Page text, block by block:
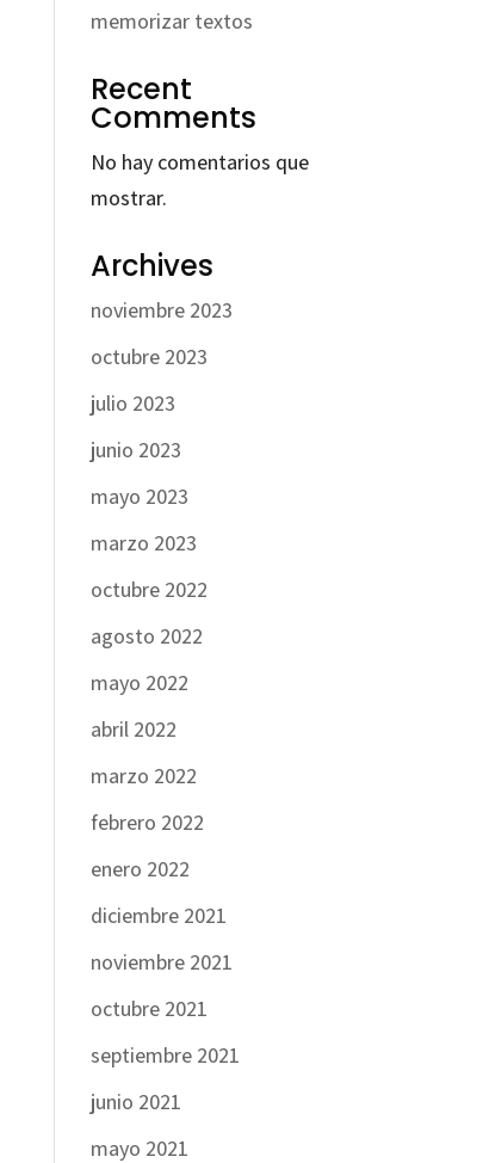
memorizar textos
Recent
Comments
No hay comentarios que
mostrar.
Archives
noviembre 2023
octubre 2023
julio 2023
junio 2023
mayo 2023
marzo 2023
octubre 2022
agosto 2022
mayo 2022
abril 2022
marzo 2022
febrero 2022
enero 2022
diciembre 2021
noviembre 2021
octubre 2021
septiembre 2021
junio 2021
mayo 2021